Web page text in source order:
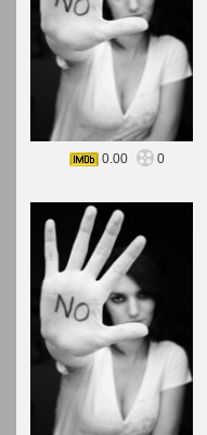
0.00 0